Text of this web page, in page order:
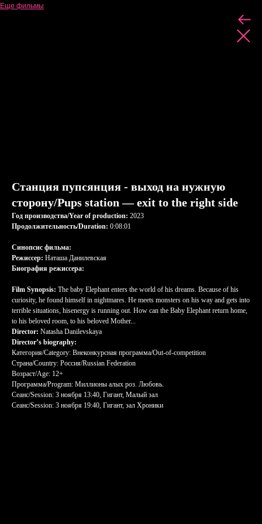
Еще фильмы
Станция пупсянция - выход на нужную
сторону/Pups station — exit to the right side
Год производства/Year of production: 2023
Продолжительность/Duration: 0:08:01
Синопсис фильма:
Режиссер: Наташа Данилевская
Биография режиссера:
Film Synopsis: The baby Elephant enters the world of his dreams. Because of his
curiosity, he found himself in nightmares. He meets monsters on his way and gets into
terrible situations, hisenergy is running out. How can the Baby Elephant return home,
to his beloved room, to his beloved Mother...
Director: Natasha Danilevskaya
Director’s biography:
Категория/Category: Внеконкурсная программа/Out-of-competition
Страна/Country: Россия/Russian Federation
Возраст/Age: 12+
Программа/Program: Миллионы алых роз. Любовь.
Сеанс/Session: 3 ноября 13:40, Гигант, Малый зал
Сеанс/Session: 3 ноября 19:40, Гигант, зал Хроники